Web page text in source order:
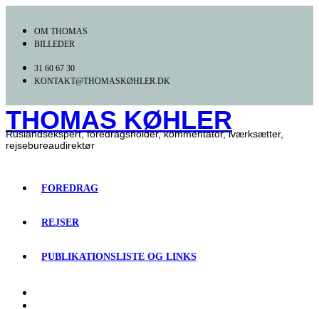
indholdOM THOMAS
BILLEDER
31 60 67 30
KONTAKT@THOMASKØHLER.DK
THOMAS KØHLER
Ruslandsekspert, foredragsholder, kommentator, iværksætter,
rejsebureaudirektør
FOREDRAG
REJSER
PUBLIKATIONSLISTE OG LINKS